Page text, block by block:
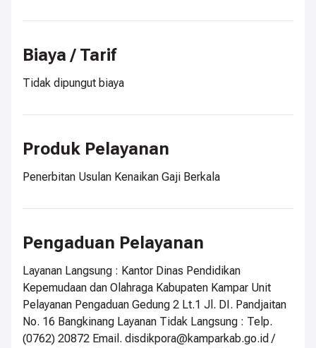
Biaya / Tarif
Tidak dipungut biaya
Produk Pelayanan
Penerbitan Usulan Kenaikan Gaji Berkala
Pengaduan Pelayanan
Layanan Langsung : Kantor Dinas Pendidikan
Kepemudaan dan Olahraga Kabupaten Kampar Unit
Pelayanan Pengaduan Gedung 2 Lt.1 Jl. DI. Pandjaitan
No. 16 Bangkinang Layanan Tidak Langsung : Telp.
(0762) 20872 Email. disdikpora@kamparkab.go.id /